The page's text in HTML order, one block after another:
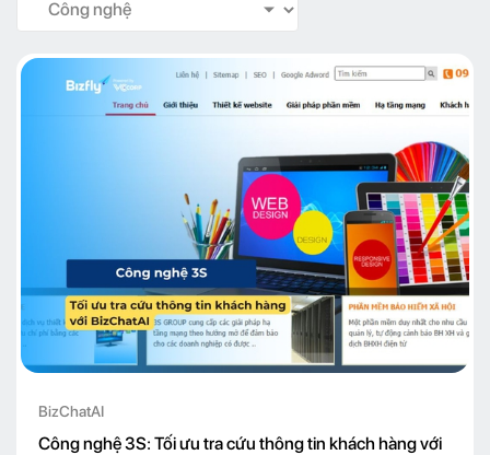
BizChatAI
Công nghệ 3S: Tối ưu tra cứu thông tin khách hàng với